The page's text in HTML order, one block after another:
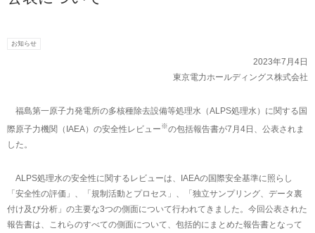
お知らせ
2023年7月4日
東京電力ホールディングス株式会社
福島第一原子力発電所の多核種除去設備等処理水（ALPS処理水）に関する国
際原子力機関（IAEA）の安全性レビュー※の包括報告書が7月4日、公表されま
した。
ALPS処理水の安全性に関するレビューは、IAEAの国際安全基準に照らし
「安全性の評価」、「規制活動とプロセス」、「独立サンプリング、データ裏
付け及び分析」の主要な3つの側面について行われてきました。今回公表された
報告書は、これらのすべての側面について、包括的にまとめた報告書となって